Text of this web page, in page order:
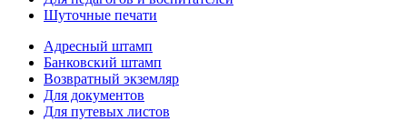
Шуточные печати
Адресный штамп
Банковский штамп
Возвратный экземляр
Для документов
Для путевых листов